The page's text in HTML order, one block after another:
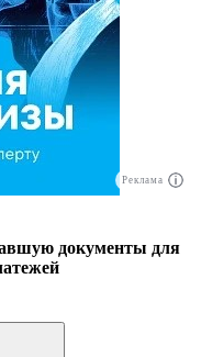
Реклама
документы для